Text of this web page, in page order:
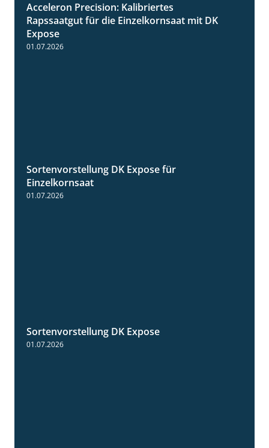
2:03
Acceleron Precision: Kalibriertes
Rapssaatgut für die Einzelkornsaat mit DK
Expose
01.07.2026
Sortenvorstellung DK Expose für
Einzelkornsaat
01.07.2026
Sortenvorstellung DK Expose
01.07.2026